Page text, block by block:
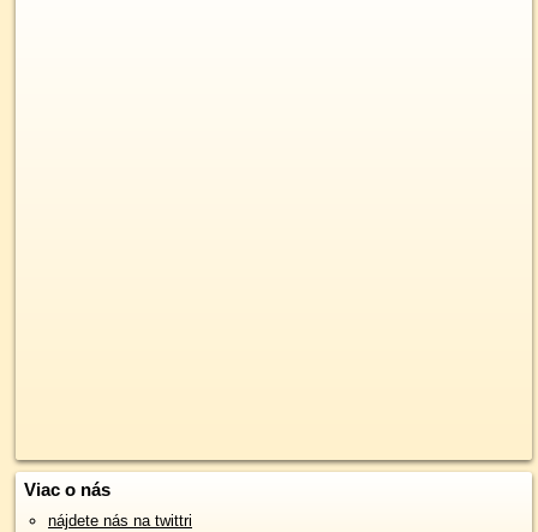
Viac o nás
nájdete nás na twittri